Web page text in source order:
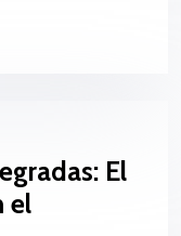
El
el